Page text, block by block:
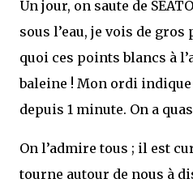
Un jour, on saute de
sous l’eau, je vois de
quoi ces points blancs à
baleine ! Mon ordi indique
depuis 1 minute. On a
On l’admire tous ; il est
tourne autour de nous à